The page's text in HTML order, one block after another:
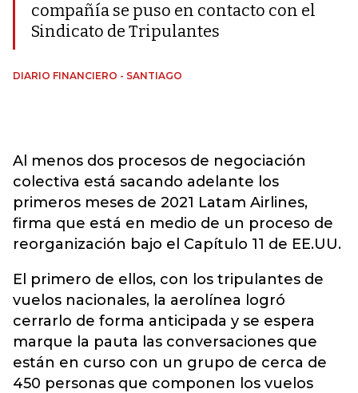
compañía se puso en contacto con el
Sindicato de Tripulantes
DIARIO FINANCIERO - SANTIAGO
Al menos dos procesos de negociación
colectiva está sacando adelante los
primeros meses de 2021 Latam Airlines,
firma que está en medio de un proceso de
reorganización bajo el Capítulo 11 de EE.UU.
El primero de ellos, con los tripulantes de
vuelos nacionales, la aerolínea logró
cerrarlo de forma anticipada y se espera
marque la pauta las conversaciones que
están en curso con un grupo de cerca de
450 personas que componen los vuelos